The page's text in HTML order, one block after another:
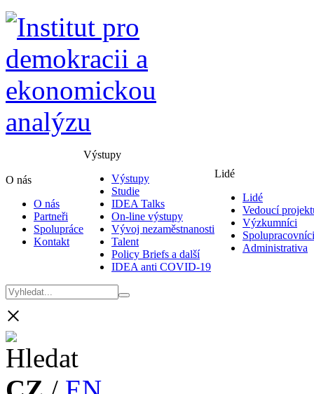
O nás
O nás
Partneři
Spolupráce
Kontakt
Výstupy
Výstupy
Studie
IDEA Talks
On-line výstupy
Vývoj nezaměstnanosti
Talent
Policy Briefs a další
IDEA anti COVID-19
Lidé
Lidé
Vedoucí
Výzkumníci
Spolupracovníci
Administrativa
×